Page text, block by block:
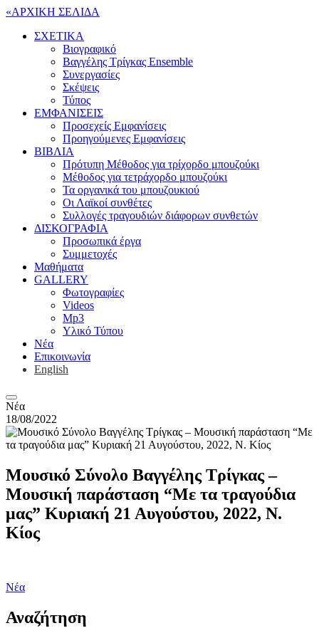
«ΑΡΧΙΚΗ ΣΕΛΙΔΑ
ΣΧΕΤΙΚΑ
Βιογραφικό
Βαγγέλης Τρίγκας Ensemble
Συνεργασίες
Σκέψεις
Τύπος
ΕΜΦΑΝΙΣΕΙΣ
Προσεχείς Εμφανίσεις
Προηγούμενες Εμφανίσεις
ΒΙΒΛΙΑ
Πρότυπη Μέθοδος για τρίχορδο μπουζούκι
Μέθοδος για τετράχορδο μπουζούκι
Τα οργανικά του μπουζουκιού
Οι Λαϊκοί συνθέτες
Συλλογές τραγουδιών διάφορων συνθετών
ΔΙΣΚΟΓΡΑΦΙΑ
Προσωπικά έργα
Συμμετοχές
Μαθήματα
GALLERY
Φωτογραφίες
Videos
Mp3
Υλικό Τύπου
Νέα
Επικοινωνία
English
Νέα
18/08/2022
Μουσικό Σύνολο Βαγγέλης Τρίγκας –
Μουσική παράσταση “Με τα τραγούδια
μας” Κυριακή 21 Αυγούστου, 2022, Ν.
Κίος
Νέα
Αναζήτηση